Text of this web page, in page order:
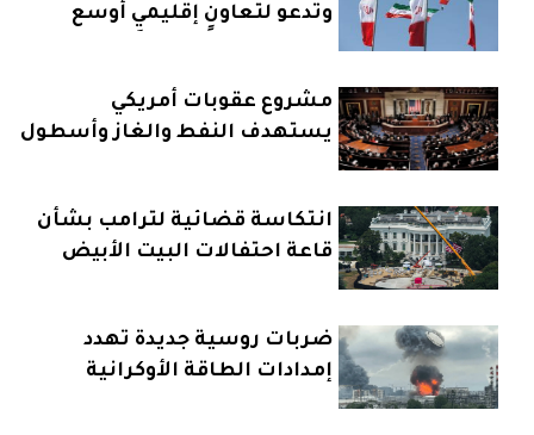
وتدعو لتعاونٍ إقليميٍ أوسع
مشروع عقوبات أمريكي
يستهدف النفط والغاز وأسطول
انتكاسة قضائية لترامب بشأن
قاعة احتفالات البيت الأبيض
ضربات روسية جديدة تهدد
إمدادات الطاقة الأوكرانية